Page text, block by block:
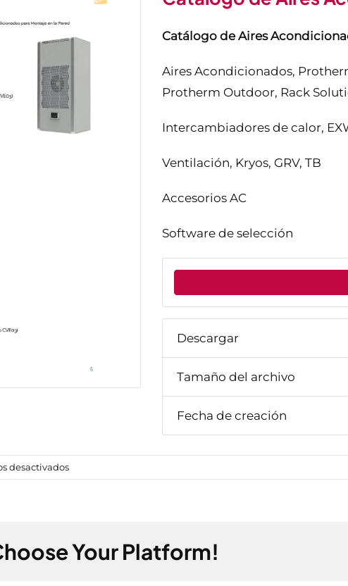
Catálogo de Aires
Aires Acondicionados,
Protherm Outdoor, Rack
Intercambiadores de calor,
Ventilación, Kryos, GRV, TB
Accesorios AC
Software de selección
Descargar
Tamaño del archivo
Fecha de creación
desactivadosen
Catálogo
Cosmotec
Stulz
Your Platform!